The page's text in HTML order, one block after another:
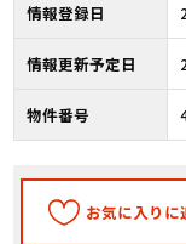
情報登録日
情報更新予定日
物件番号
お気に入りに